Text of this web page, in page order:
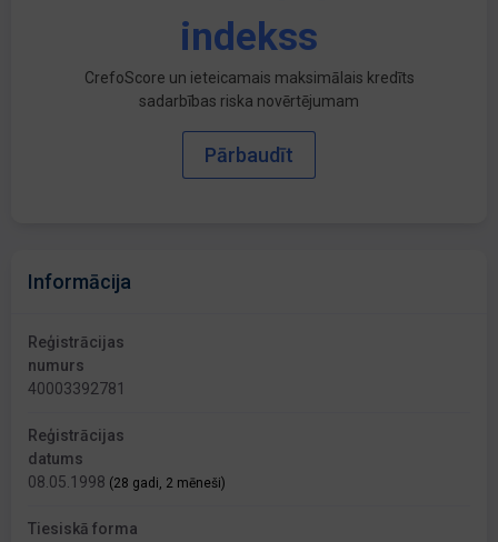
indekss
CrefoScore un ieteicamais maksimālais kredīts
sadarbības riska novērtējumam
Pārbaudīt
Informācija
Reģistrācijas
numurs
40003392781
Reģistrācijas
datums
08.05.1998 (28 gadi, 2 mēneši)
Tiesiskā forma